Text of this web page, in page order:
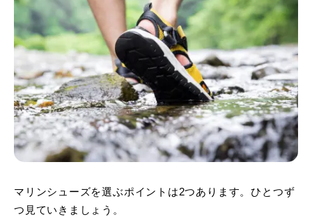
マリンシューズを選ぶポイントは2つあります。ひとつず
つ見ていきましょう。